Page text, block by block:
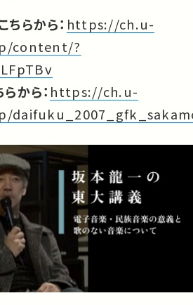
らから： https://ch.u-
content/?
から： https://ch.u-